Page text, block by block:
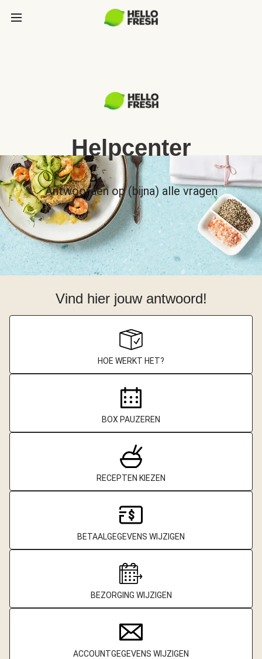
Helpcenter
Antwoorden op (bijna) alle vragen
Vind hier jouw antwoord!
HOE WERKT HET?
BOX PAUZEREN
RECEPTEN KIEZEN
BETAALGEGEVENS WIJZIGEN
BEZORGING WIJZIGEN
ACCOUNTGEGEVENS WIJZIGEN